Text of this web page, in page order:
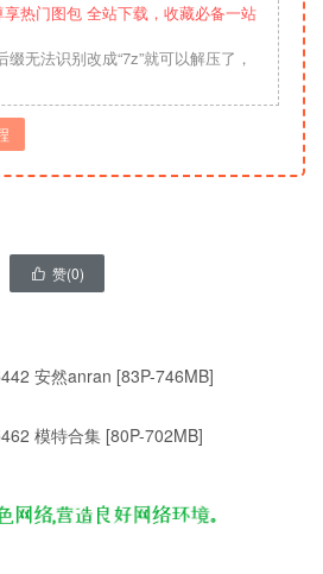
热门图包 全站下载，收藏必备一站
无法识别改成“7z”就可以解压了，
 赞(0)
安然anran [83P-746MB]
模特合集 [80P-702MB]